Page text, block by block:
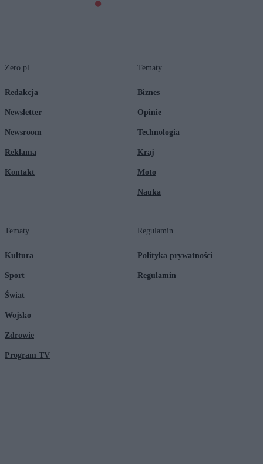
Zero.pl
Redakcja
Newsletter
Newsroom
Reklama
Kontakt
Tematy
Biznes
Opinie
Technologia
Kraj
Moto
Nauka
Tematy
Kultura
Sport
Świat
Wojsko
Zdrowie
Program TV
Regulamin
Polityka prywatności
Regulamin